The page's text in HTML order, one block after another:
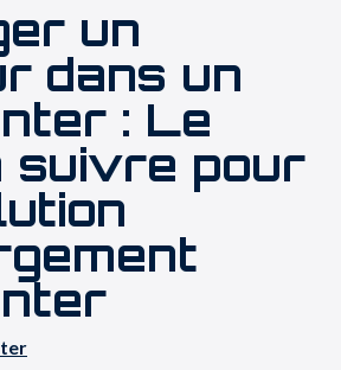
un
dans un
: Le
suivre pour